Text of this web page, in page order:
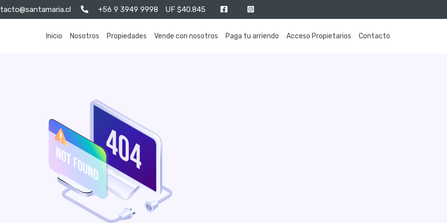
+56 9 3949 9998 UF $40.845
Inicio Nosotros Propiedades Vende con nosotros Paga tu arriendo Acceso Propietarios Contacto